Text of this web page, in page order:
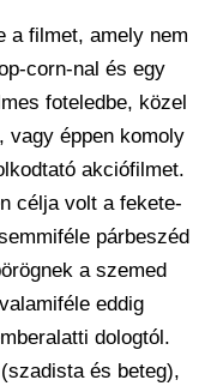
a filmet, amely nem
corn-nal és egy
foteledbe, közel
vagy éppen komoly
akciófilmet.
célja volt a fekete-
párbeszéd
a szemed
eddig
dologtól.
és beteg),